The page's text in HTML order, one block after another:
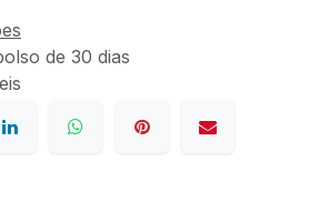
de 30 dias